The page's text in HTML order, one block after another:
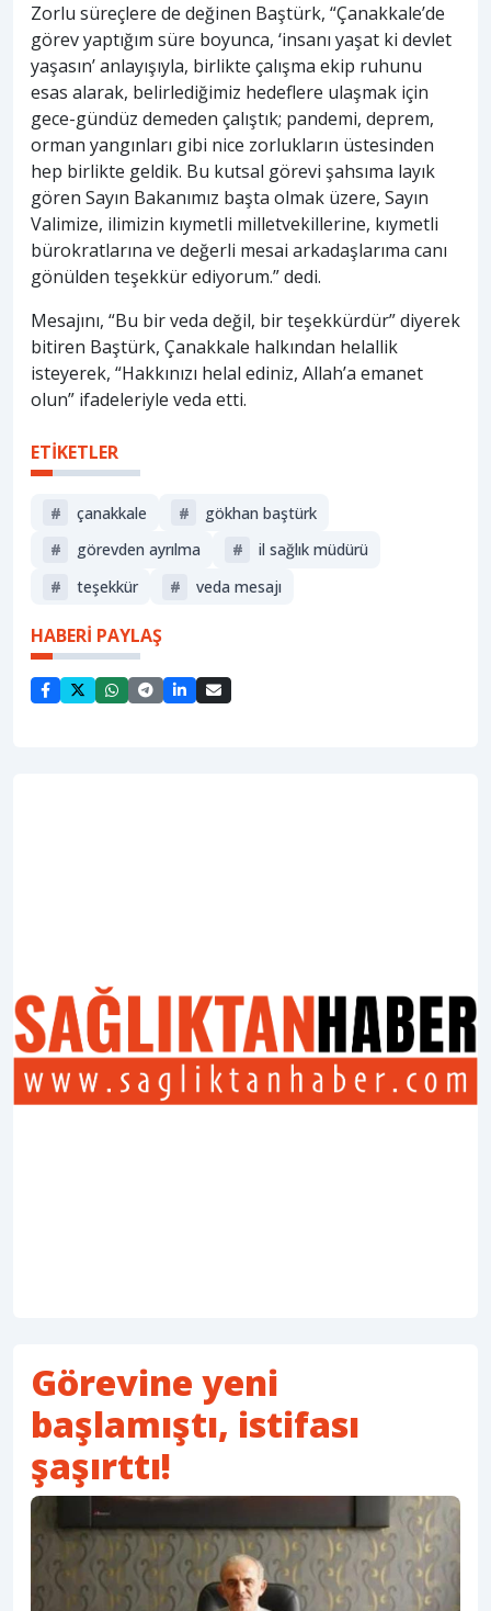
Zorlu süreçlere de değinen Baştürk, “Çanakkale’de
görev yaptığım süre boyunca, ‘insanı yaşat ki devlet
yaşasın’ anlayışıyla, birlikte çalışma ekip ruhunu
esas alarak, belirlediğimiz hedeflere ulaşmak için
gece-gündüz demeden çalıştık; pandemi, deprem,
orman yangınları gibi nice zorlukların üstesinden
hep birlikte geldik. Bu kutsal görevi şahsıma layık
gören Sayın Bakanımız başta olmak üzere, Sayın
Valimize, ilimizin kıymetli milletvekillerine, kıymetli
bürokratlarına ve değerli mesai arkadaşlarıma canı
gönülden teşekkür ediyorum.” dedi.
Mesajını, “Bu bir veda değil, bir teşekkürdür” diyerek
bitiren Baştürk, Çanakkale halkından helallik
isteyerek, “Hakkınızı helal ediniz, Allah’a emanet
olun” ifadeleriyle veda etti.
ETİKETLER
# çanakkale #
gökhan baştürk
#
görevden ayrılma #
i̇l sağlık müdürü
#
teşekkür # veda mesajı
HABERİ PAYLAŞ
Görevine yeni
başlamıştı, istifası
şaşırttı!